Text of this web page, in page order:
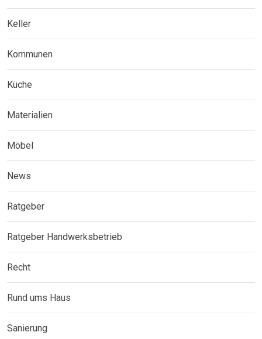
Keller
Kommunen
Küche
Materialien
Möbel
News
Ratgeber
Ratgeber Handwerksbetrieb
Recht
Rund ums Haus
Sanierung